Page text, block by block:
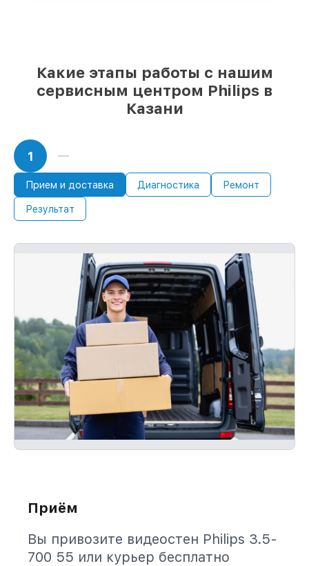
Какие этапы работы с нашим
сервисным центром Philips в
Казани
1
Прием и доставка Диагностика Ремонт
Результат
Приём
Вы привозите видеостен Philips 3.5-
700 55 или курьер бесплатно